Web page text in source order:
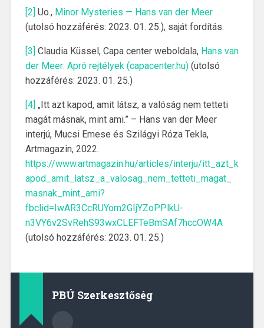
[2] Uo., Minor Mysteries — Hans van der Meer
(utolsó hozzáférés: 2023. 01. 25.), saját fordítás.
[3] Claudia Küssel, Capa center weboldala, Hans van
der Meer: Apró rejtélyek (capacenter.hu)(utolsó
hozzáférés: 2023. 01. 25.)
[4] „Itt azt kapod, amit látsz, a valóság nem tetteti
magát másnak, mint ami.” – Hans van der Meer
interjú, Mucsi Emese és Szilágyi Róza Tekla,
Artmagazin, 2022.
https://www.artmagazin.hu/articles/interju/itt_azt_k
apod_amit_latsz_a_valosag_nem_tetteti_magat_
masnak_mint_ami?
fbclid=IwAR3CcRUYom2GIjYZoPPlkU-
n3VY6v2SvRehS93wxCLEFTeBmSAf7hccOW4A
(utolsó hozzáférés: 2023. 01. 25.)
PBÚ Szerkesztőség